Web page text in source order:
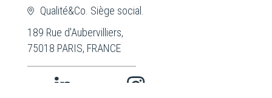
Qualité&Co. Siège social.
189 Rue d'Aubervilliers,
75018 PARIS, FRANCE